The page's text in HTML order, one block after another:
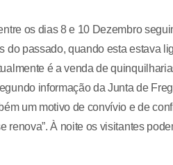
os dias 8 e 10 Dezembro
passado, quando esta estava
é a venda de
informação da Junta de
um motivo de convívio e de
À noite os visitantes